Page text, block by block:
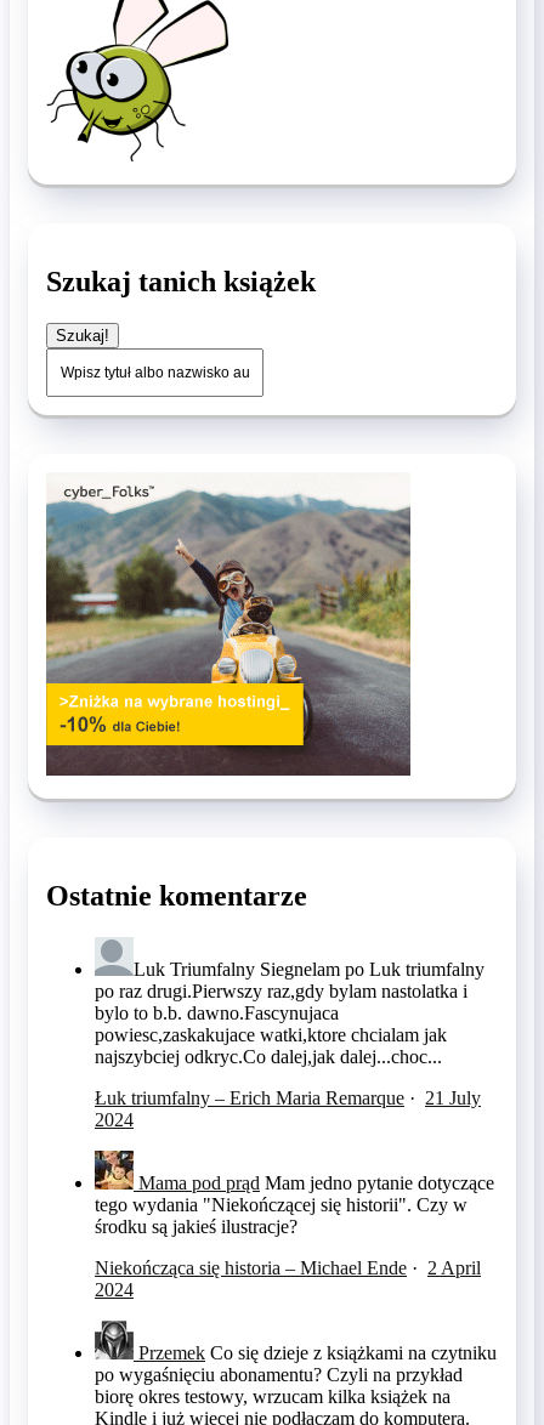
Szukaj tanich książek
Szukaj!
Ostatnie komentarze
Luk Triumfalny Siegnelam po Luk triumfalny
po raz drugi.Pierwszy raz,gdy bylam nastolatka i
bylo to b.b. dawno.Fascynujaca
powiesc,zaskakujace watki,ktore chcialam jak
najszybciej odkryc.Co dalej,jak dalej...choc...
Łuk triumfalny – Erich Maria Remarque · 21 July
2024
Mama pod prąd Mam jedno pytanie dotyczące
tego wydania "Niekończącej się historii". Czy w
środku są jakieś ilustracje?
Niekończąca się historia – Michael Ende · 2 April
2024
Przemek Co się dzieje z książkami na czytniku
po wygaśnięciu abonamentu? Czyli na przykład
biorę okres testowy, wrzucam kilka książek na
Kindle i już więcej nie podłączam do komputera.